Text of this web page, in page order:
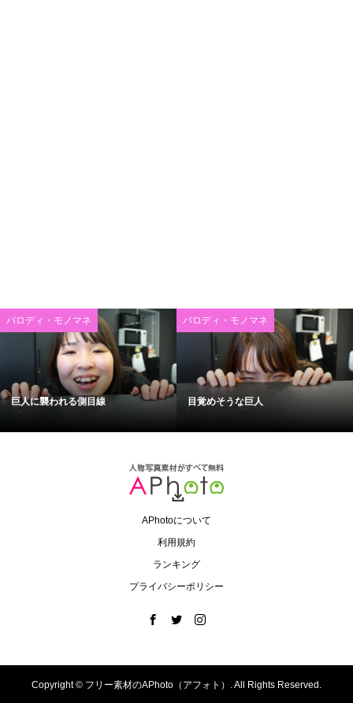
パロディ・モノマネ
巨人に襲われる側目線
パロディ・モノマネ
目覚めそうな巨人
APhotoについて
利用規約
ランキング
プライバシーポリシー
Copyright © フリー素材のAPhoto（アフォト）. All Rights Reserved.